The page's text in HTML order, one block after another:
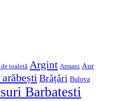
toaletă Argint Armani Aur
Brățări Bulova
Barbatesti